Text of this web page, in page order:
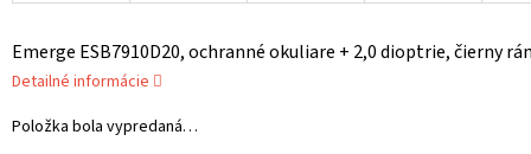
Položka bola vypredaná…
Emerge ESB7910D20, ochranné okuliare + 2,0 dioptrie, čierny
Detailné informácie